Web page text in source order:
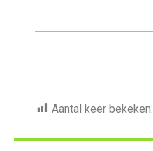
Aantal keer bekeken: